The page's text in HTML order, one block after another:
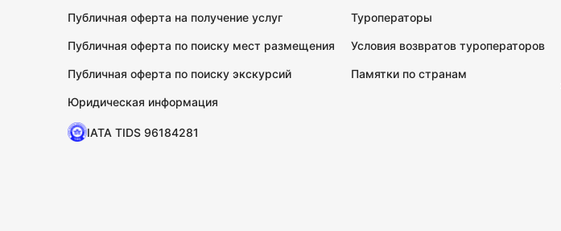
Публичная оферта на получение услуг
Публичная оферта по поиску мест размещения
Публичная оферта по поиску экскурсий
Юридическая информация
IATA TIDS 96184281
Туроператоры
Условия возвратов туроператоров
Памятки по странам